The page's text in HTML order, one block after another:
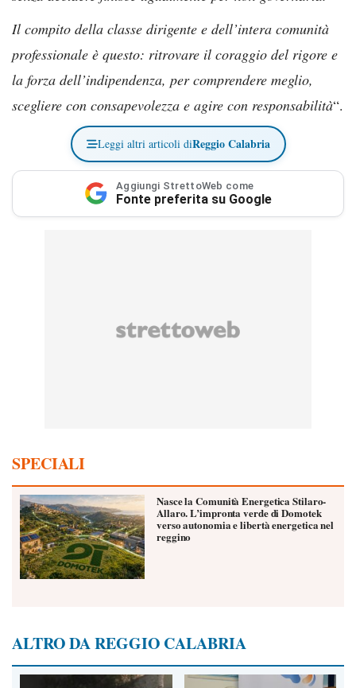
Il compito della classe dirigente e dell’intera comunità
professionale è questo: ritrovare il coraggio del rigore e
la forza dell’indipendenza, per comprendere meglio,
scegliere con consapevolezza e agire con responsabilità“.
Leggi altri articoli diReggio Calabria
Aggiungi StrettoWeb come
Fonte preferita su Google
SPECIALI
Nasce la Comunità Energetica Stilaro-
Allaro. L’impronta verde di Domotek
verso autonomia e libertà energetica nel
reggino
ALTRO DA REGGIO CALABRIA